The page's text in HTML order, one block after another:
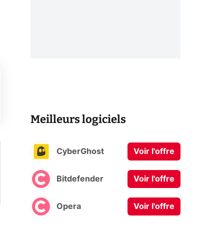
Meilleurs logiciels
CyberGhost Voir l'offre
Bitdefender Voir l'offre
Opera Voir l'offre